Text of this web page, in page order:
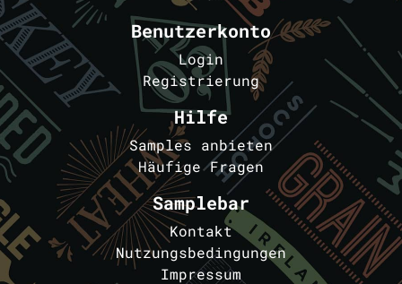
Benutzerkonto
Login
Registrierung
Hilfe
Samples anbieten
Häufige Fragen
Samplebar
Kontakt
Nutzungsbedingungen
Impressum